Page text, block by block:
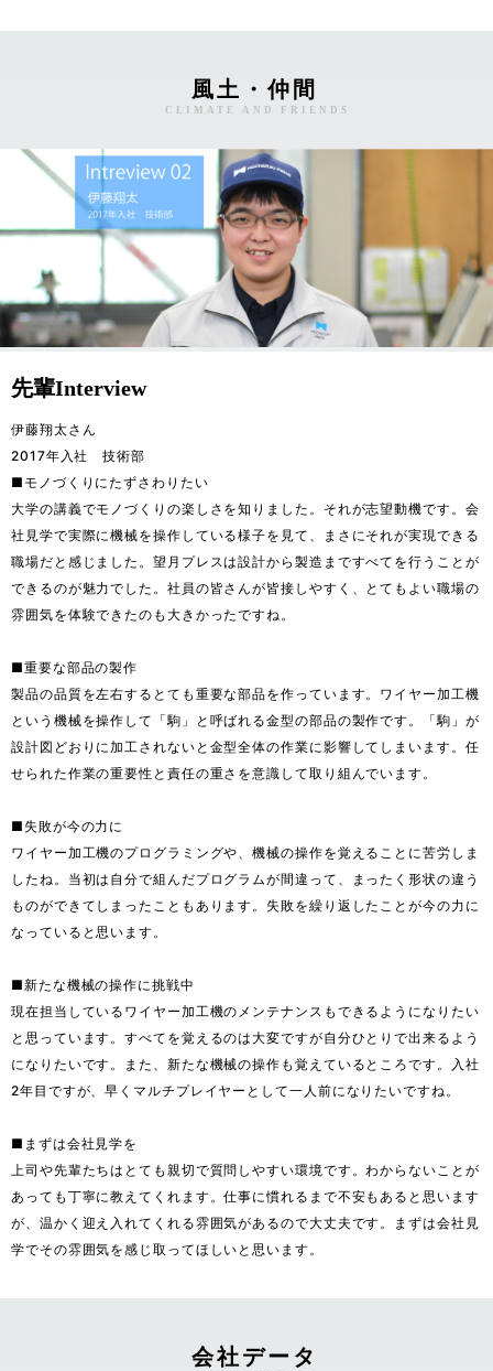
風土・仲間
CLIMATE AND FRIENDS
先輩Interview
伊藤翔太さん
2017年入社　技術部
■モノづくりにたずさわりたい
大学の講義でモノづくりの楽しさを知りました。それが志望動機です。会
社見学で実際に機械を操作している様子を見て、まさにそれが実現できる
職場だと感じました。望月プレスは設計から製造まですべてを行うことが
できるのが魅力でした。社員の皆さんが皆接しやすく、とてもよい職場の
雰囲気を体験できたのも大きかったですね。
■重要な部品の製作
製品の品質を左右するとても重要な部品を作っています。ワイヤー加工機
という機械を操作して「駒」と呼ばれる金型の部品の製作です。「駒」が
設計図どおりに加工されないと金型全体の作業に影響してしまいます。任
せられた作業の重要性と責任の重さを意識して取り組んでいます。
■失敗が今の力に
ワイヤー加工機のプログラミングや、機械の操作を覚えることに苦労しま
したね。当初は自分で組んだプログラムが間違って、まったく形状の違う
ものができてしまったこともあります。失敗を繰り返したことが今の力に
なっていると思います。
■新たな機械の操作に挑戦中
現在担当しているワイヤー加工機のメンテナンスもできるようになりたい
と思っています。すべてを覚えるのは大変ですが自分ひとりで出来るよう
になりたいです。また、新たな機械の操作も覚えているところです。入社
2年目ですが、早くマルチプレイヤーとして一人前になりたいですね。
■まずは会社見学を
上司や先輩たちはとても親切で質問しやすい環境です。わからないことが
あっても丁寧に教えてくれます。仕事に慣れるまで不安もあると思います
が、温かく迎え入れてくれる雰囲気があるので大丈夫です。まずは会社見
学でその雰囲気を感じ取ってほしいと思います。
会社データ